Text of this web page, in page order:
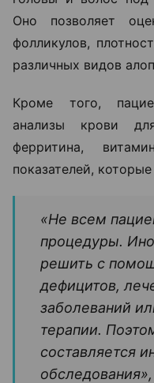
Оно позволяет
фолликулов,
различных видов
Кроме того,
анализы крови
ферритина,
показателей,
«Не всем
процедуры.
решить с
дефицитов,
заболеваний
терапии.
составляется